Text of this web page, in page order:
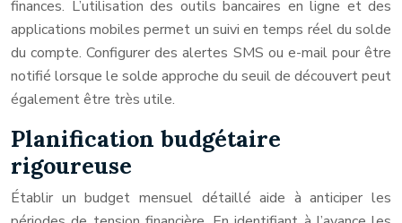
finances. L’utilisation des outils bancaires en ligne et des
applications mobiles permet un suivi en temps réel du solde
du compte. Configurer des alertes SMS ou e-mail pour être
notifié lorsque le solde approche du seuil de découvert peut
également être très utile.
Planification budgétaire
rigoureuse
Établir un budget mensuel détaillé aide à anticiper les